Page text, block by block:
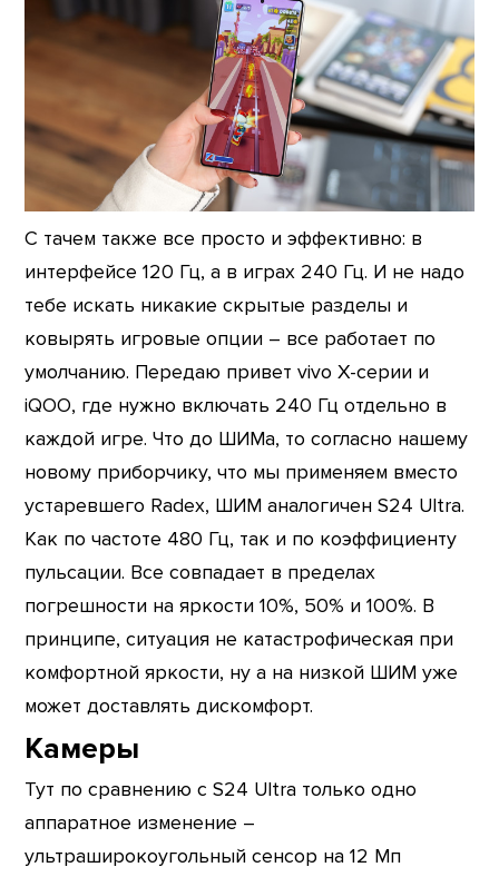
С тачем также все просто и эффективно: в
интерфейсе 120 Гц, а в играх 240 Гц. И не надо
тебе искать никакие скрытые разделы и
ковырять игровые опции – все работает по
умолчанию. Передаю привет vivo X-серии и
iQOO, где нужно включать 240 Гц отдельно в
каждой игре. Что до ШИМа, то согласно нашему
новому приборчику, что мы применяем вместо
устаревшего Radex, ШИМ аналогичен S24 Ultra.
Как по частоте 480 Гц, так и по коэффициенту
пульсации. Все совпадает в пределах
погрешности на яркости 10%, 50% и 100%. В
принципе, ситуация не катастрофическая при
комфортной яркости, ну а на низкой ШИМ уже
может доставлять дискомфорт.
Камеры
Тут по сравнению с S24 Ultra только одно
аппаратное изменение –
ультраширокоугольный сенсор на 12 Мп